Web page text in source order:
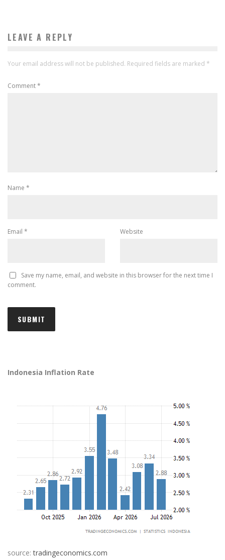
LEAVE A REPLY
Your email address will not be published. Required fields are marked *
Comment*
Name *
Email * Website
Save my name, email, and website in this browser for the next time I
comment.
Indonesia Inflation Rate
source:tradingeconomics.com